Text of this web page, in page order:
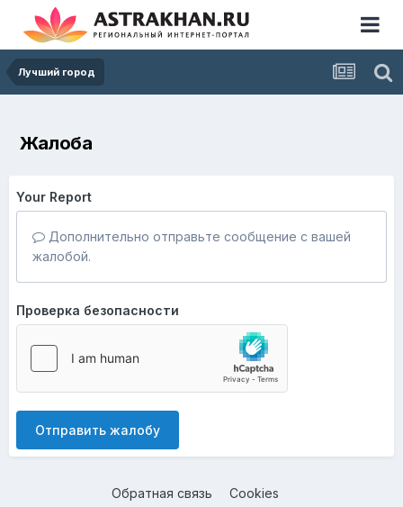
Лучший город
Жалоба
Your Report
Дополнительно отправьте сообщение с вашей
жалобой.
Проверка безопасности
Отправить жалобу
Обратная связь Cookies